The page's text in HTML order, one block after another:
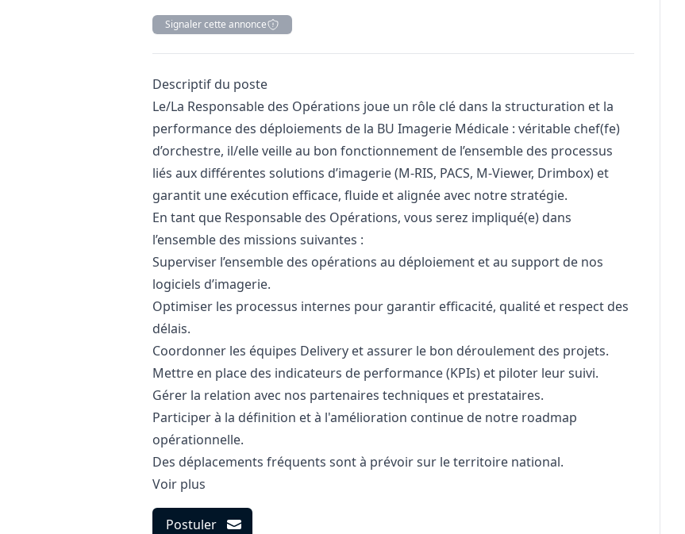
Signaler cette annonce
Description
Descriptif du poste
Le/La Responsable des Opérations joue un rôle clé dans la structuration et la
performance des déploiements de la BU Imagerie Médicale : véritable chef(fe)
d’orchestre, il/elle veille au bon fonctionnement de l’ensemble des processus
liés aux différentes solutions d’imagerie (M-RIS, PACS, M-Viewer, Drimbox) et
garantit une exécution efficace, fluide et alignée avec notre stratégie.
En tant que Responsable des Opérations, vous serez impliqué(e) dans
l’ensemble des missions suivantes :
Superviser l’ensemble des opérations au déploiement et au support de nos
logiciels d’imagerie.
Optimiser les processus internes pour garantir efficacité, qualité et respect des
délais.
Coordonner les équipes Delivery et assurer le bon déroulement des projets.
Mettre en place des indicateurs de performance (KPIs) et piloter leur suivi.
Gérer la relation avec nos partenaires techniques et prestataires.
Participer à la définition et à l'amélioration continue de notre roadmap
opérationnelle.
Des déplacements fréquents sont à prévoir sur le territoire national.
Voir plus
Postuler